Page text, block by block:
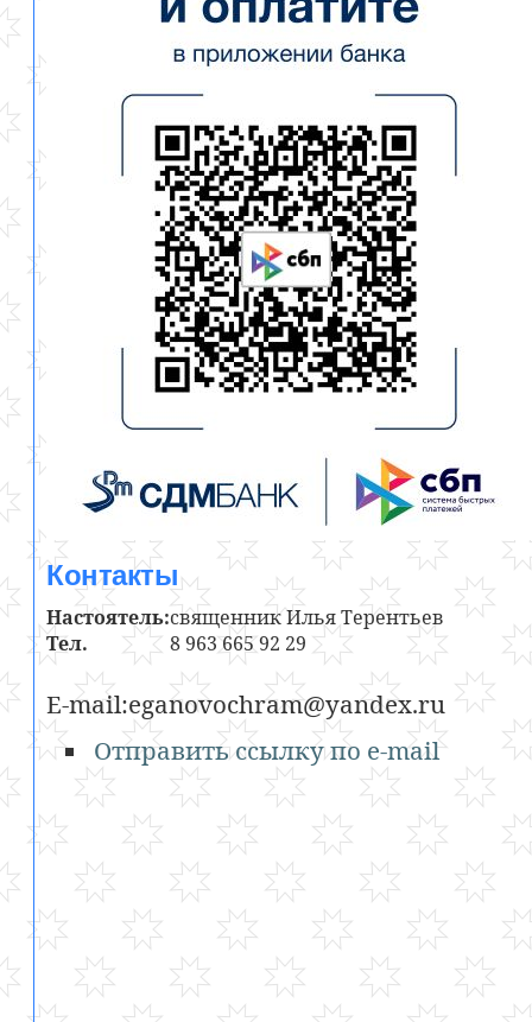
Контакты
Настоятель:священник Илья Терентьев
Тел.
8 963 665 92 29
E-mail:eganovochram@yandex.ru
Отправить ссылку по e-mail